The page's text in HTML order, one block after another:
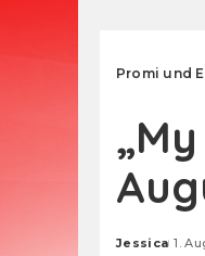
Promi und
Posted
Jessica 1.